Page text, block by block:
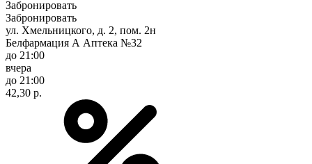
Забронировать
Забронировать
ул. Хмельницкого, д. 2, пом. 2н
Белфармация А Аптека №32
до 21:00
вчера
до 21:00
42,30 р.